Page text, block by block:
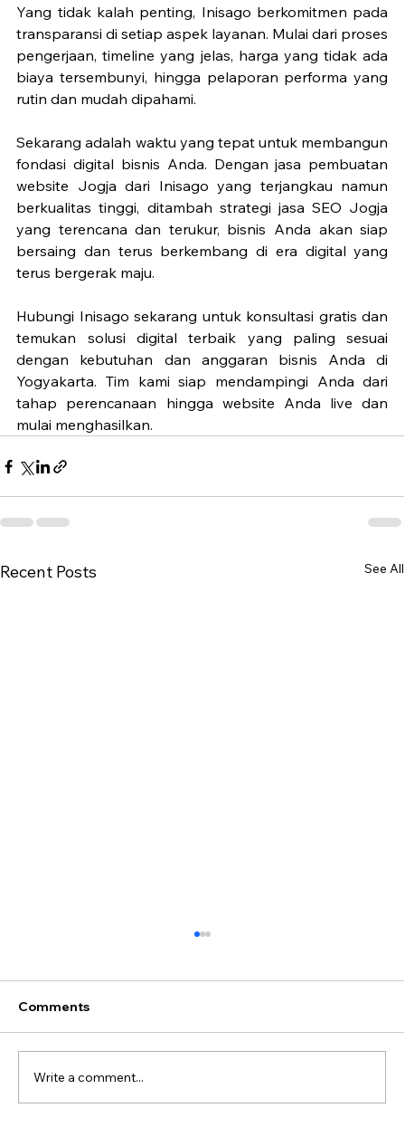
Yang tidak kalah penting, Inisago berkomitmen pada
transparansi di setiap aspek layanan. Mulai dari proses
pengerjaan, timeline yang jelas, harga yang tidak ada
biaya tersembunyi, hingga pelaporan performa yang
rutin dan mudah dipahami.
Sekarang adalah waktu yang tepat untuk membangun
fondasi digital bisnis Anda. Dengan jasa pembuatan
website Jogja dari Inisago yang terjangkau namun
berkualitas tinggi, ditambah strategi jasa SEO Jogja
yang terencana dan terukur, bisnis Anda akan siap
bersaing dan terus berkembang di era digital yang
terus bergerak maju.
Hubungi Inisago sekarang untuk konsultasi gratis dan
temukan solusi digital terbaik yang paling sesuai
dengan kebutuhan dan anggaran bisnis Anda di
Yogyakarta. Tim kami siap mendampingi Anda dari
tahap perencanaan hingga website Anda live dan
mulai menghasilkan.
Recent Posts See All
Comments
Write a comment...